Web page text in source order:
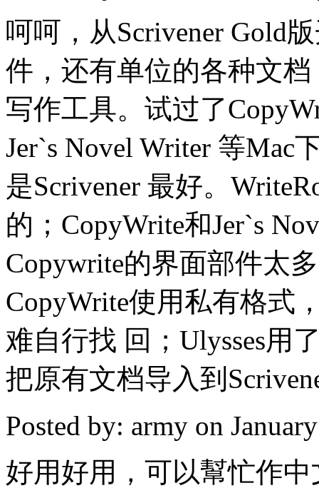
呵呵，从Scrivener Gold
件，还有单位的各种文
写作工具。试过了
Jer`s Novel Writer 等
是Scrivener 最好。
的；CopyWrite和Jer`s
Copywrite的界面部件太
CopyWrite使用私有格式
难自行找 回；Ulysses用
把原有文档导入到
Posted by: army on
好用好用，可以幫忙作